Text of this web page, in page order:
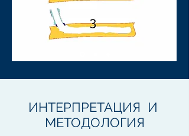
ИНТЕРПРЕТАЦИЯ И
МЕТОДОЛОГИЯ